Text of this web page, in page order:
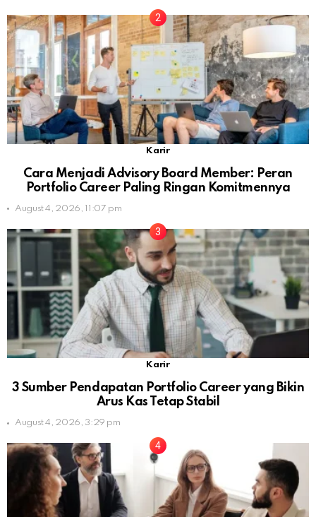
Karir
Cara Menjadi Advisory Board Member: Peran
Portfolio Career Paling Ringan Komitmennya
August 4, 2026, 11:07 pm
Karir
3 Sumber Pendapatan Portfolio Career yang Bikin
Arus Kas Tetap Stabil
August 4, 2026, 3:29 pm